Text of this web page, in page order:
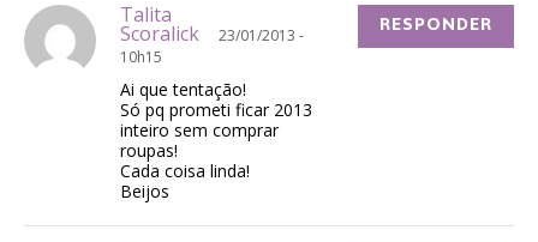
Talita
Scoralick
23/01/2013 -
10h15
Ai que tentação!
Só pq prometi ficar 2013
inteiro sem comprar
roupas!
Cada coisa linda!
Beijos
RESPONDER